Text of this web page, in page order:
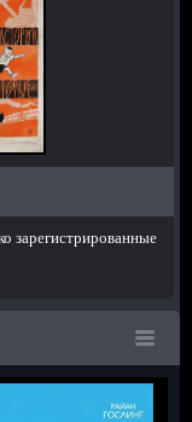
зарегистрированные